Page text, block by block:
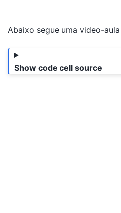
Abaixo segue uma video-
Show code cell source